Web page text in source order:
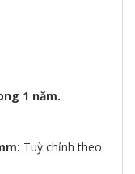
1 năm.
Tuỳ chỉnh theo